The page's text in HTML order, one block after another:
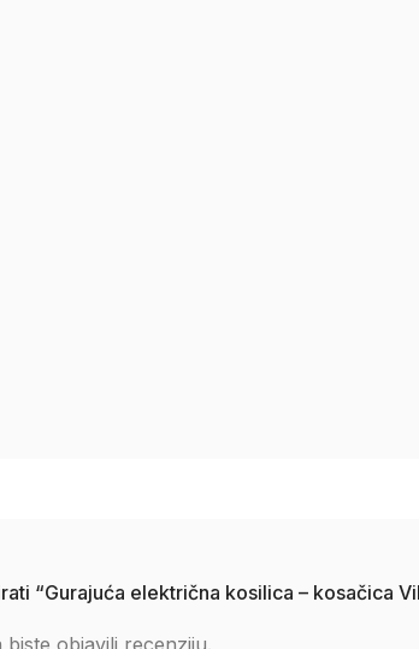
“Gurajuća električna kosilica – kosačica
biste objavili recenziju.